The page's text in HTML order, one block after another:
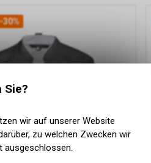
-30%
Sie?
wir auf unserer Website
zu welchen Zwecken wir
ausgeschlossen.